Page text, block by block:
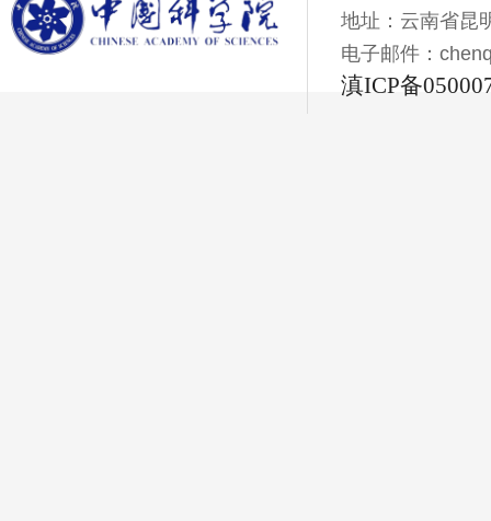
地址：云南省昆
电子邮件：
滇ICP备